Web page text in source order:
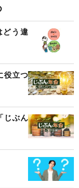
どう違
役立つ
じぶん